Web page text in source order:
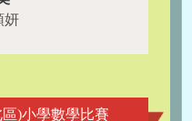
妍
)小學數學比賽